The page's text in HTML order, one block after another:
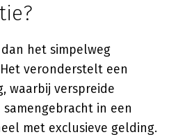
het simpelweg
veronderstelt een
waarbij verspreide
in een
met exclusieve gelding.